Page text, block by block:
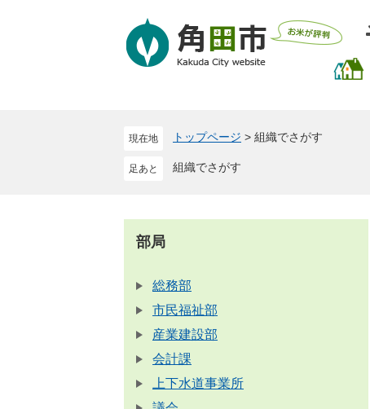
現在地 トップページ > 組織でさがす
組織でさがす
部局
総務部
市民福祉部
産業建設部
会計課
上下水道事業所